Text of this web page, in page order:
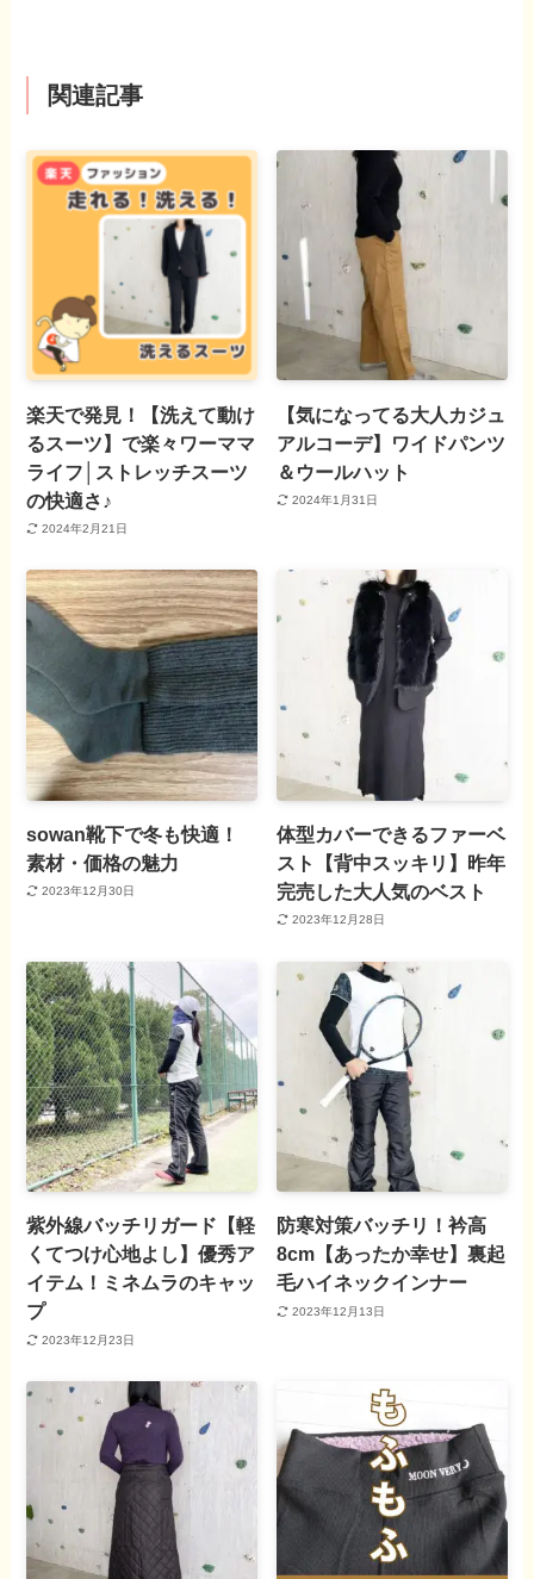
関連記事
楽天で発見！【洗えて動け
るスーツ】で楽々ワーママ
ライフ│ストレッチスーツ
の快適さ♪
2024年2月21日
【気になってる大人カジュ
アルコーデ】ワイドパンツ
＆ウールハット
2024年1月31日
sowan靴下で冬も快適！
素材・価格の魅力
2023年12月30日
体型カバーできるファーベ
スト【背中スッキリ】昨年
完売した大人気のベスト
2023年12月28日
紫外線バッチリガード【軽
くてつけ心地よし】優秀ア
イテム！ミネムラのキャッ
プ
2023年12月23日
防寒対策バッチリ！衿高
8cm【あったか幸せ】裏起
毛ハイネックインナー
2023年12月13日